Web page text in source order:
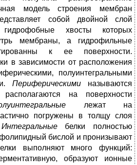
модель строения мембран
собой двойной слой
гидрофобные хвосты которых
мембраны, а гидрофильные
к ее поверхности.
в зависимости от расположения
полуинтегральными
Периферическими называются
на поверхности
лежат на
погружены в толщу слоя
Интегральныебелки полностью
бислой и пронизывают
выполняют много функций:
образуют ионные